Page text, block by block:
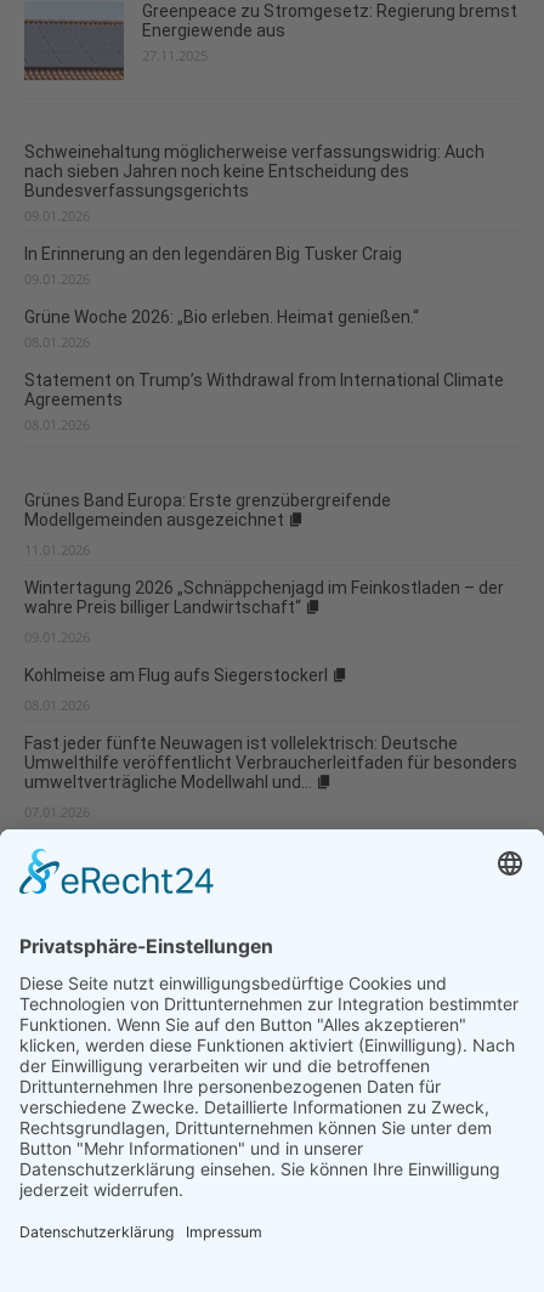
Greenpeace zu Stromgesetz: Regierung bremst
Energiewende aus
27.11.2025
Schweinehaltung möglicherweise verfassungswidrig: Auch
nach sieben Jahren noch keine Entscheidung des
Bundesverfassungsgerichts
09.01.2026
In Erinnerung an den legendären Big Tusker Craig
09.01.2026
Grüne Woche 2026: „Bio erleben. Heimat genießen.“
08.01.2026
Statement on Trump’s Withdrawal from International Climate
Agreements
08.01.2026
Grünes Band Europa: Erste grenzübergreifende
Modellgemeinden ausgezeichnet
11.01.2026
Wintertagung 2026 „Schnäppchenjagd im Feinkostladen – der
wahre Preis billiger Landwirtschaft“
09.01.2026
Kohlmeise am Flug aufs Siegerstockerl
08.01.2026
Fast jeder fünfte Neuwagen ist vollelektrisch: Deutsche
Umwelthilfe veröffentlicht Verbraucherleitfaden für besonders
umweltverträgliche Modellwahl und...
07.01.2026